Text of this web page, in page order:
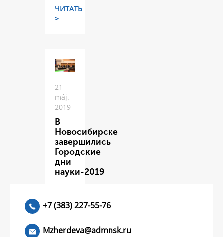
ЧИТАТЬ
>
21
máj.
2019
В
Новосибирске
завершились
Городские
дни
науки-2019
+7 (383) 227-55-76
Mzherdeva@admnsk.ru